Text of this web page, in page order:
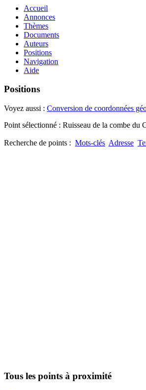
Accueil
Annonces
Thèmes
Documents
Auteurs
Positions
Navigation
Aide
Positions
Voyez aussi : Conversion de coordonnées
Point sélectionné : Ruisseau de la combe
Recherche de points : Mots-clés Adresse
Tous les points à proximité